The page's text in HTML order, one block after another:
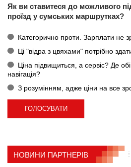
Як ви ставитеся до можливого
проїзд у сумських маршрутках?
Категорично проти. Зарплати не
Ці "відра з цвяхами" потрібно
Ціна підвищиться, а сервіс? Де
навігація?
З розумінням, адже ціни на все
НОВИНИ ПАРТНЕРІВ